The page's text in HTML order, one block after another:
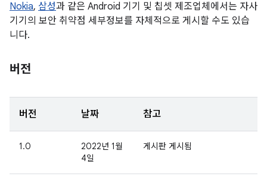
Nokia, 삼성과 같은 Android 기기 및 칩셋 제조업체에서는 자사
기기의 보안 취약점 세부정보를 자체적으로 게시할 수도 있습
니다.
버전
버전 날짜 참고
1.0
2022년 1월
4일
게시판 게시됨